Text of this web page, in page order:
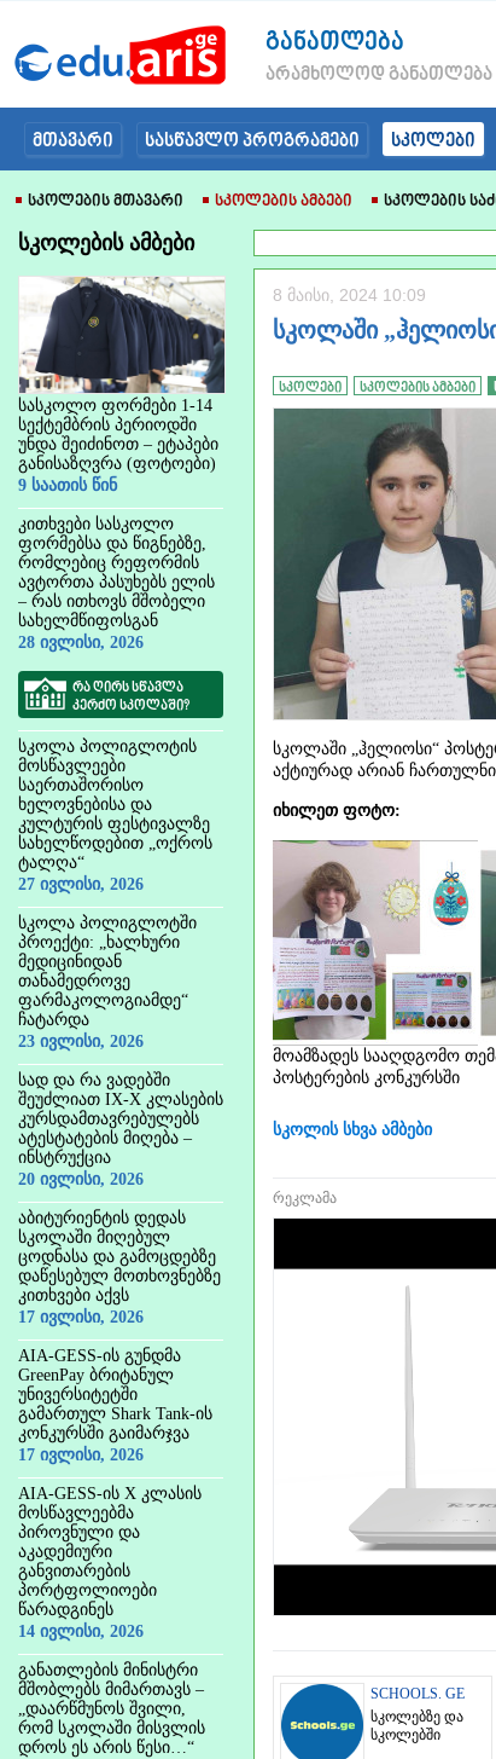
განათლება
არამხოლოდ განათლება
მთავარი სასწავლო პროგრამები სკოლები
Სკოლების Მთავარი Სკოლების Ამბები Სკოლების
სკოლების ამბები
სასკოლო ფორმები 1-14
სექტემბრის პერიოდში
უნდა შეიძინოთ – ეტაპები
განისაზღვრა (ფოტოები)
9 საათის წინ
კითხვები სასკოლო
ფორმებსა და წიგნებზე,
რომლებიც რეფორმის
ავტორთა პასუხებს ელის
– რას ითხოვს მშობელი
სახელმწიფოსგან
28 ივლისი, 2026
რა ღირს სწავლა
კერძო სკოლაში?
სკოლა პოლიგლოტის
მოსწავლეები
საერთაშორისო
ხელოვნებისა და
კულტურის ფესტივალზე
სახელწოდებით „ოქროს
ტალღა“
27 ივლისი, 2026
სკოლა პოლიგლოტში
პროექტი: „ხალხური
მედიცინიდან
თანამედროვე
ფარმაკოლოგიამდე“
ჩატარდა
23 ივლისი, 2026
სად და რა ვადებში
შეუძლიათ IX-X კლასების
კურსდამთავრებულებს
ატესტატების მიღება –
ინსტრუქცია
20 ივლისი, 2026
აბიტურიენტის დედას
სკოლაში მიღებულ
ცოდნასა და გამოცდებზე
დაწესებულ მოთხოვნებზე
კითხვები აქვს
17 ივლისი, 2026
AIA-GESS-ის გუნდმა
GreenPay ბრიტანულ
უნივერსიტეტში
გამართულ Shark Tank-ის
კონკურსში გაიმარჯვა
17 ივლისი, 2026
AIA-GESS-ის X კლასის
მოსწავლეებმა
პიროვნული და
აკადემიური
განვითარების
პორტფოლიოები
წარადგინეს
14 ივლისი, 2026
განათლების მინისტრი
მშობლებს მიმართავს –
„დაარწმუნოს შვილი,
რომ სკოლაში მისვლის
დროს ეს არის წესი…“
8 მაისი, 2024 10:09
სკოლაში
სკოლები სკოლების ამბები
სკოლაში „ჰელიოსი“
აქტიურად არიან
იხილეთ ფოტო:
მოამზადეს სააღდგომო
პოსტერების კონკურსში
სკოლის სხვა ამბები
რეკლამა
SCHOOLS. GE
სკოლებზე და
სკოლებში